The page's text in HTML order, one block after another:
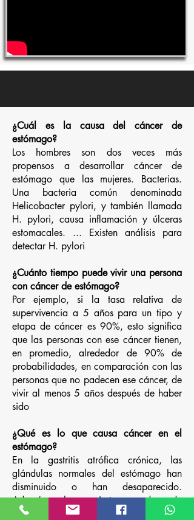
¿Cuál es la causa del cáncer de
estómago?
Los hombres son dos veces más
propensos a desarrollar cáncer de
estómago que las mujeres. Bacterias.
Una bacteria común denominada
Helicobacter pylori, y también llamada
H. pylori, causa inflamación y úlceras
estomacales. ... Existen análisis para
detectar H. pylori
¿Cuánto tiempo puede vivir una persona
con cáncer de estómago?
Por ejemplo, si la tasa relativa de
supervivencia a 5 años para un tipo y
etapa de cáncer es 90%, esto significa
que las personas con ese cáncer tienen,
en promedio, alrededor de 90% de
probabilidades, en comparación con las
personas que no padecen ese cáncer, de
vivir al menos 5 años después de haber
sido
¿Qué es lo que causa cáncer en el
estómago?
En la gastritis atrófica crónica, las
glándulas normales del estómago han
disminuido o han desaparecido.
Además, hay cierto grado de
inflamación (las células del sistema